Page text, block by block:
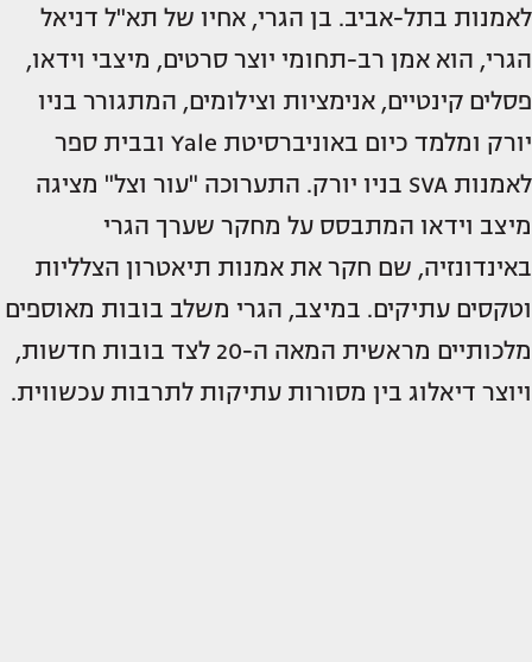
לאמנות בתל-אביב. בן הגרי, אחיו של תא"ל דניאל
הגרי, הוא אמן רב-תחומי יוצר סרטים, מיצבי וידאו,
פסלים קינטיים, אנימציות וצילומים, המתגורר בניו
יורק ומלמד כיום באוניברסיטת Yale ובבית ספר
לאמנות SVA בניו יורק. התערוכה "עור וצל" מציגה
מיצב וידאו המתבסס על מחקר שערך הגרי
באינדונזיה, שם חקר את אמנות תיאטרון הצלליות
וטקסים עתיקים. במיצב, הגרי משלב בובות מאוספים
מלכותיים מראשית המאה ה-20 לצד בובות חדשות,
ויוצר דיאלוג בין מסורות עתיקות לתרבות עכשווית.